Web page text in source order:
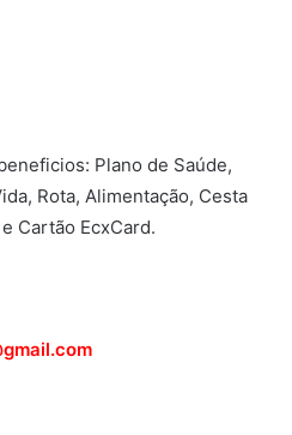
Plano de Saúde,
Rota, Alimentação, Cesta
Cartão EcxCard.